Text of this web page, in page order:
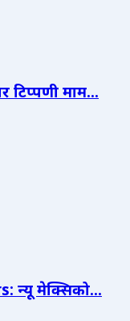
टिप्पणी माम...
न्यू मेक्सिको...